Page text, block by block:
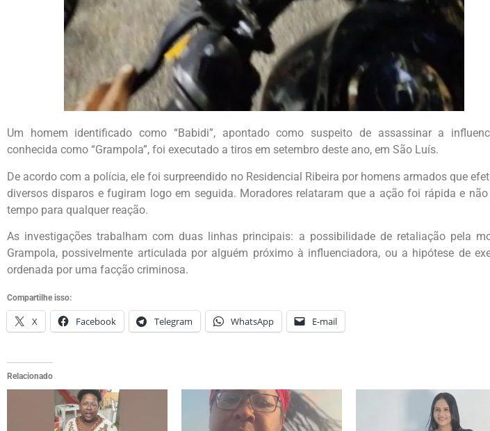
Um homem identificado como “Babidi”, apontado como suspeito de assassinar a
conhecida como “Grampola”, foi executado a tiros em setembro deste ano, em São Luís.
De acordo com a polícia, ele foi surpreendido no Residencial Ribeira por homens armados que
diversos disparos e fugiram logo em seguida. Moradores relataram que a ação foi rápida e não
tempo para qualquer reação.
As investigações trabalham com duas linhas principais: a possibilidade de retaliação pela
Grampola, possivelmente articulada por alguém próximo à influenciadora, ou a hipótese de
ordenada por uma facção criminosa.
Compartilhe isso:
X Facebook Telegram WhatsApp E-mail
Relacionado